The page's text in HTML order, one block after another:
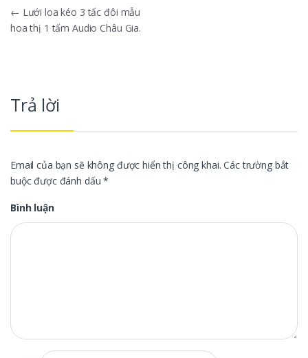
Điều hướng bài viết
← Lưới loa kéo 3 tấc đôi mẫu
hoa thị 1 tấm Audio Châu Gia.
Trả lời
Email của bạn sẽ không được hiển thị công khai. Các trường bắt
buộc được đánh dấu*
Bình luận